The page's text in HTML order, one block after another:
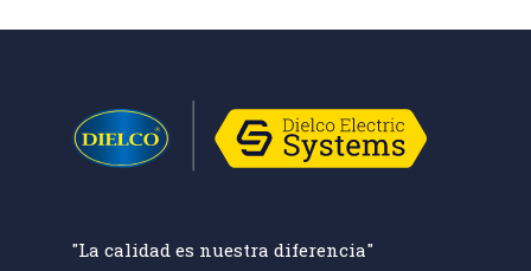
"La calidad es nuestra diferencia"